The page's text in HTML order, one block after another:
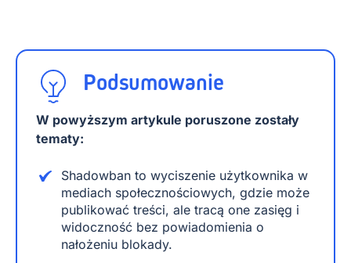
Podsumowanie
W powyższym artykule poruszone zostały
tematy:
Shadowban to wyciszenie użytkownika w
mediach społecznościowych, gdzie może
publikować treści, ale tracą one zasięg i
widoczność bez powiadomienia o
nałożeniu blokady.